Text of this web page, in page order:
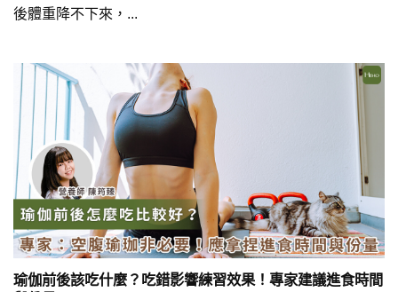
後體重降不下來，...
瑜伽前後該吃什麼？吃錯影響練習效果！專家建議進食時間